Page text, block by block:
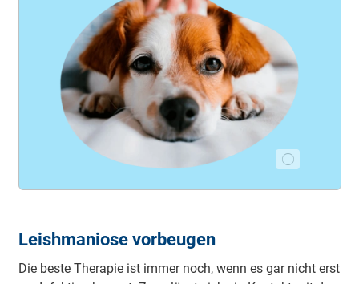
Leishmaniose vorbeugen
Die beste Therapie ist immer noch, wenn es gar nicht erst